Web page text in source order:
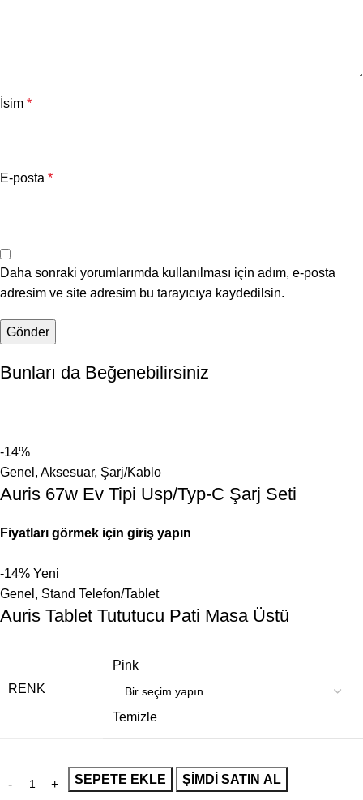
İsim *
E-posta *
Daha sonraki yorumlarımda kullanılması için adım, e-posta
adresim ve site adresim bu tarayıcıya kaydedilsin.
Bunları da Beğenebilirsiniz
-14%
Genel , Aksesuar, Şarj/Kablo
Auris 67w Ev Tipi Usp/Typ-C Şarj Seti
Fiyatları görmek için giriş yapın
-14% Yeni
Genel , Stand Telefon/Tablet
Auris Tablet Tututucu Pati Masa Üstü
RENK
Pink
Temizle
SEPETE EKLE ŞIMDI SATIN AL